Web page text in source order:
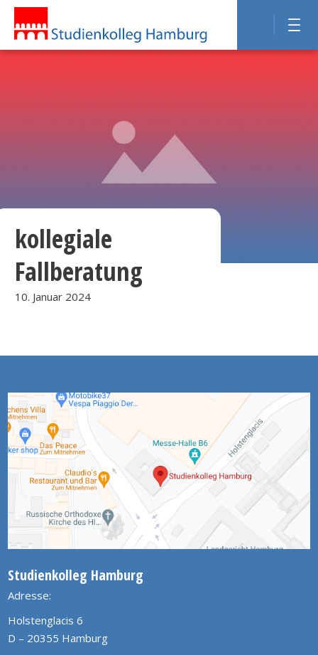
kollegiale
Fallberatung
10. Januar 2024
Studienkolleg Hamburg
Adresse:
Holstenglacis 6
D – 20355 Hamburg